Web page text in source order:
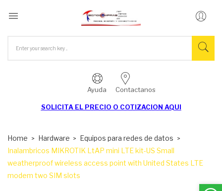

Ayuda Contactanos
SOLICITA EL PRECIO O COTIZACION AQUI
Home Hardware
Equipos para redes de datos
Inalambricos MIKROTIK LtAP mini LTE kit-US Small
weatherproof wireless access point with United States LTE
modem two SIM slots